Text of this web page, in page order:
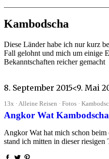
Kambodscha
Diese Länder habe ich nur kurz
Fall gelohnt und mich um einige
Bekanntschaften reicher gemacht
8. September 2015<9. Mai
13x · Alleine Reisen · Fotos ·
Angkor Wat
Angkor Wat hat mich schon
stand ich mitten in dieser